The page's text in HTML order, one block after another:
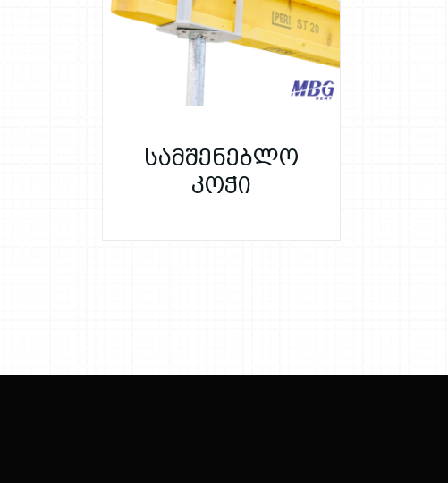
სამშენებლო
კოჭი